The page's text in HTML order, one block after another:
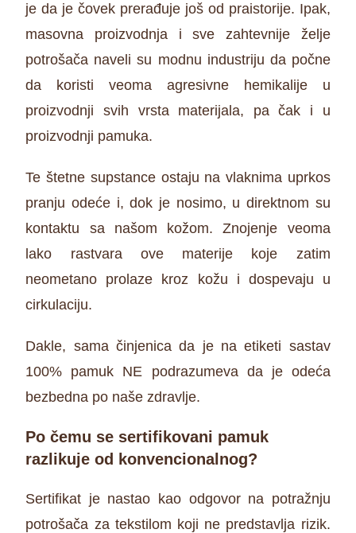
je da je čovek prerađuje još od praistorije. Ipak,
masovna proizvodnja i sve zahtevnije želje
potrošača naveli su modnu industriju da počne
da koristi veoma agresivne hemikalije u
proizvodnji svih vrsta materijala, pa čak i u
proizvodnji pamuka.
Te štetne supstance ostaju na vlaknima uprkos
pranju odeće i, dok je nosimo, u direktnom su
kontaktu sa našom kožom. Znojenje veoma
lako rastvara ove materije koje zatim
neometano prolaze kroz kožu i dospevaju u
cirkulaciju.
Dakle, sama činjenica da je na etiketi sastav
100% pamuk NE podrazumeva da je odeća
bezbedna po naše zdravlje.
Po čemu se sertifikovani pamuk
razlikuje od konvencionalnog?
Sertifikat je nastao kao odgovor na potražnju
potrošača za tekstilom koji ne predstavlja rizik.